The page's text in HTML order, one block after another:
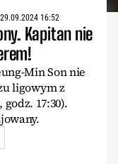
29.09.2024 16:52
Kapitan nie
Min Son nie
ligowym z
17:30).